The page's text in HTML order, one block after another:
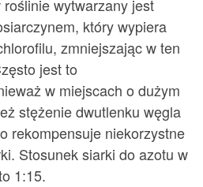
wytwarzany jest
który wypiera
zmniejszając w ten
jest to
w miejscach o dużym
stężenie dwutlenku węgla
rekompensuje niekorzystne
Stosunek siarki do azotu w
1:15.